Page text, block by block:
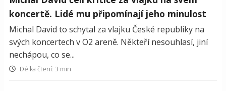
koncertě. Lidé mu připomínají jeho minulost
Michal David to schytal za vlajku České republiky na
svých koncertech v O2 areně. Někteří nesouhlasí, jiní
nechápou, co se...
Délka čtení: 3 min